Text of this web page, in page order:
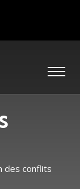
des conflits